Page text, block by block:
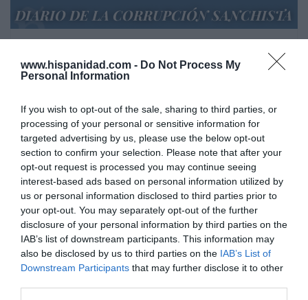
www.hispanidad.com - Do Not Process My
Personal Information
If you wish to opt-out of the sale, sharing to third parties, or
processing of your personal or sensitive information for
targeted advertising by us, please use the below opt-out
section to confirm your selection. Please note that after your
opt-out request is processed you may continue seeing
interest-based ads based on personal information utilized by
us or personal information disclosed to third parties prior to
your opt-out. You may separately opt-out of the further
disclosure of your personal information by third parties on the
IAB’s list of downstream participants. This information may
also be disclosed by us to third parties on the IAB’s List of
Downstream Participants that may further disclose it to other
DIARIO DE LA CORRUPCIÓN SANCHISTA
Oír se manifiesta delante de La Mareta:
“Pedro Sánchez es un criminal”
por Redacción
Artículos anteriores
Opinión
Enormes minucias
por Eulogio López